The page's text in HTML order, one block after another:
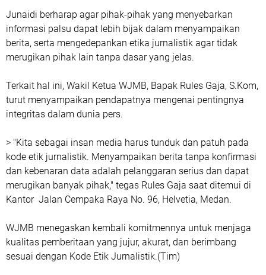
Junaidi berharap agar pihak-pihak yang menyebarkan
informasi palsu dapat lebih bijak dalam menyampaikan
berita, serta mengedepankan etika jurnalistik agar tidak
merugikan pihak lain tanpa dasar yang jelas.
Terkait hal ini, Wakil Ketua WJMB, Bapak Rules Gaja, S.Kom,
turut menyampaikan pendapatnya mengenai pentingnya
integritas dalam dunia pers.
> "Kita sebagai insan media harus tunduk dan patuh pada
kode etik jurnalistik. Menyampaikan berita tanpa konfirmasi
dan kebenaran data adalah pelanggaran serius dan dapat
merugikan banyak pihak," tegas Rules Gaja saat ditemui di
Kantor Jalan Cempaka Raya No. 96, Helvetia, Medan.
WJMB menegaskan kembali komitmennya untuk menjaga
kualitas pemberitaan yang jujur, akurat, dan berimbang
sesuai dengan Kode Etik Jurnalistik.(Tim)